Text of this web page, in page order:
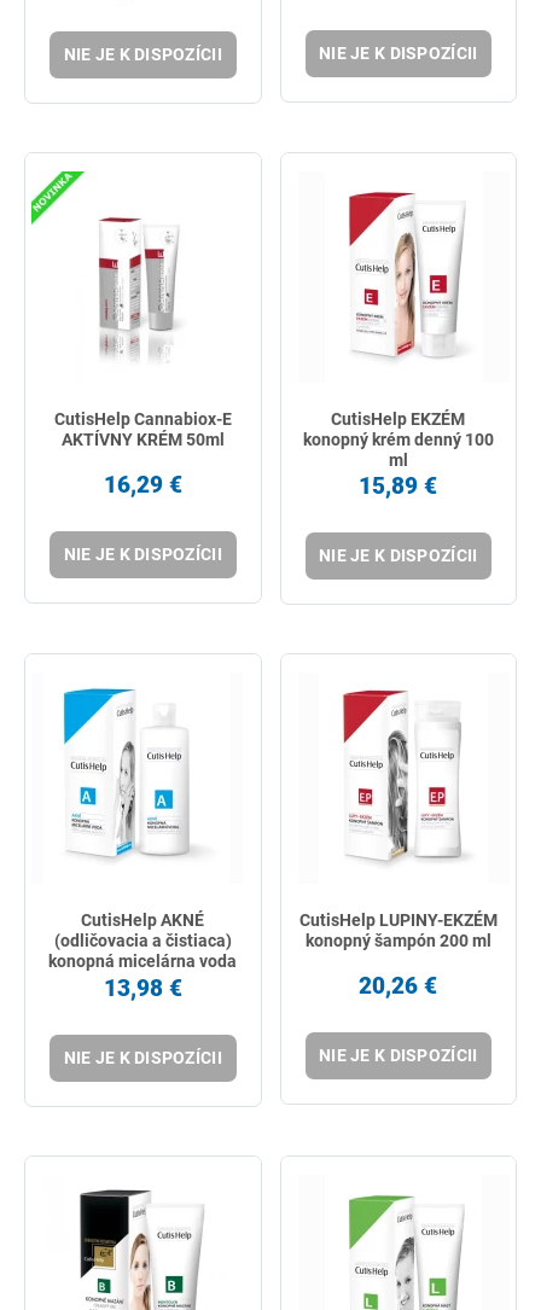
NIE JE K DISPOZÍCII NIE JE K DISPOZÍCII
CutisHelp Cannabiox-E
AKTÍVNY KRÉM 50ml
16,29 €
NIE JE K DISPOZÍCII
CutisHelp EKZÉM
konopný krém denný 100
ml
15,89 €
NIE JE K DISPOZÍCII
CutisHelp AKNÉ
(odličovacia a čistiaca)
konopná micelárna voda
200 ml
13,98 €
NIE JE K DISPOZÍCII
CutisHelp LUPINY-EKZÉM
konopný šampón 200 ml
20,26 €
NIE JE K DISPOZÍCII